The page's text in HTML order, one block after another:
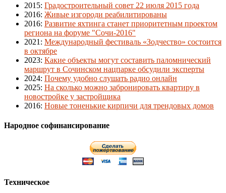
2015: Градостроительный совет 22 июля 2015 года
2016: Живые изгороди реабилитированы
2016: Развитие яхтинга станет приоритетным проектом
региона на форуме "Сочи-2016"
2021 : Международный фестиваль «Зодчество» состоится
в октябре
2023: Какие объекты могут составить паломнический
маршрут в Сочинском нацпарке обсудили эксперты
2024: Почему удобно слушать радио онлайн
2025: На сколько можно забронировать квартиру в
новостройке у застройщика
2016: Новые тоненькие кирпичи для трендовых домов
Народное софинансирование
Техническое